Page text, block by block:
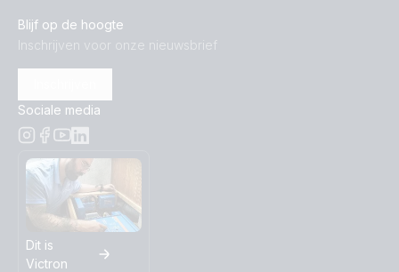
Blijf op de hoogte
Inschrijven voor onze nieuwsbrief
Sociale media
Dit is
Victron